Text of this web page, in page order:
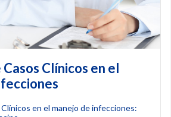
Clínicos en el
en el manejo de infecciones: